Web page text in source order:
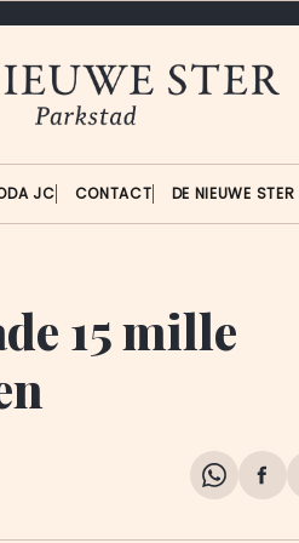
JC CONTACT DE NIEUWE
15 mille
Share